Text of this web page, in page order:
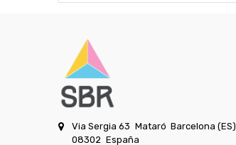
Via Sergia 63 Mataró Barcelona (ES)
08302 España